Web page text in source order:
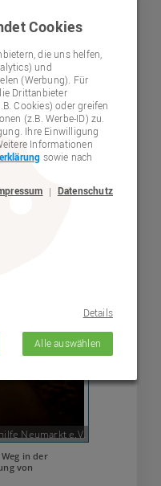
Neumarkt e.V.
in der
von
Cookies
die uns helfen,
und
(Werbung). Für
Drittanbieter
Cookies) oder greifen
(z.B. Werbe-ID) zu.
Ihre Einwilligung
Informationen
sowie nach
Alle auswählen
| Datenschutz
Details